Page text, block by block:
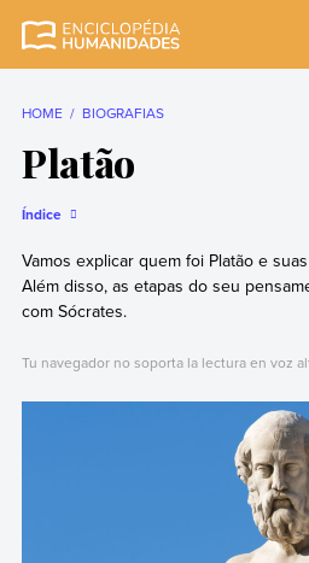
completa e mais
HOME BIOGRAFIAS
Platão
Índice
Vamos explicar quem foi Platão e
Além disso, as etapas do seu
com Sócrates.
Tu navegador no soporta la lectura en voz